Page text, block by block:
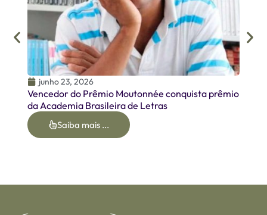
junho 23, 2026
Vencedor do Prêmio Moutonnée conquista prêmio
da Academia Brasileira de Letras
Saiba mais ...